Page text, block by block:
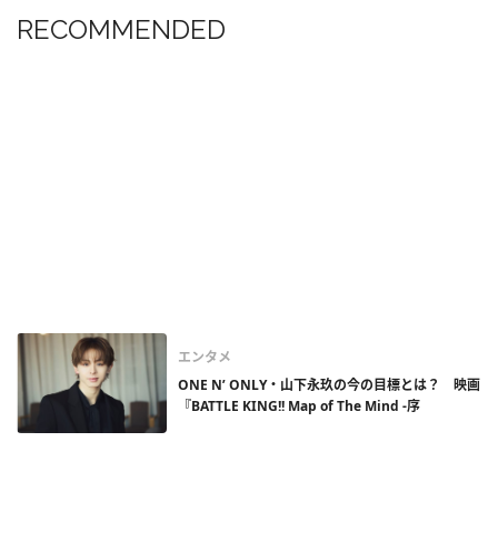
RECOMMENDED
エンタメ
ONE N’ ONLY・山下永玖の今の目標とは？ 映画
『BATTLE KING!! Map of The Mind -序